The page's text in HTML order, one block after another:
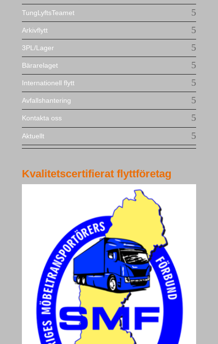
TungLyftsTeamet
Arkivflytt
3PL/Lager
Bärarelaget
Internationell flytt
Avfallshantering
Kontakta oss
Aktuellt
Kvalitetscertifierat flyttföretag